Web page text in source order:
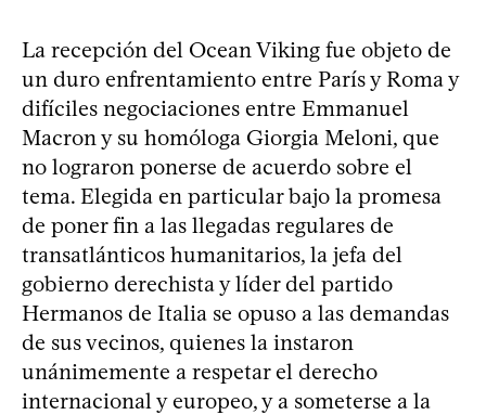
La recepción del Ocean Viking fue objeto de
un duro enfrentamiento entre París y Roma y
difíciles negociaciones entre Emmanuel
Macron y su homóloga Giorgia Meloni, que
no lograron ponerse de acuerdo sobre el
tema. Elegida en particular bajo la promesa
de poner fin a las llegadas regulares de
transatlánticos humanitarios, la jefa del
gobierno derechista y líder del partido
Hermanos de Italia se opuso a las demandas
de sus vecinos, quienes la instaron
unánimemente a respetar el derecho
internacional y europeo, y a someterse a la